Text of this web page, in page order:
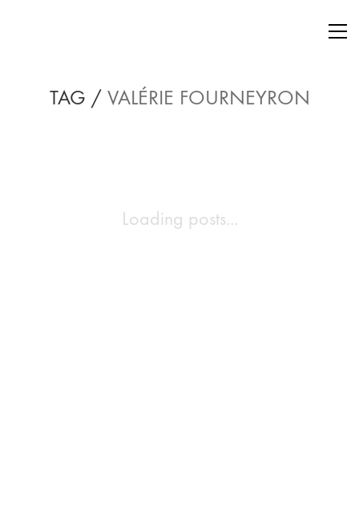
TAG / VALÉRIE FOURNEYRON
Loading posts...